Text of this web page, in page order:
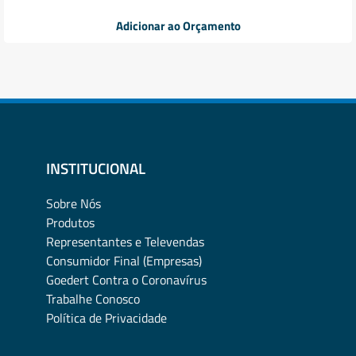
Adicionar ao Orçamento
INSTITUCIONAL
Sobre Nós
Produtos
Representantes e Televendas
Consumidor Final (Empresas)
Goedert Contra o Coronavírus
Trabalhe Conosco
Política de Privacidade